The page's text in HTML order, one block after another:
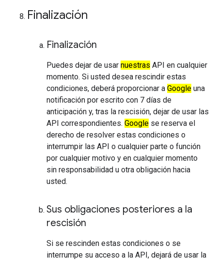
Finalización
Finalización
Puedes dejar de usar nuestras API en cualquier
momento. Si usted desea rescindir estas
condiciones, deberá proporcionar a Google una
notificación por escrito con 7 días de
anticipación y, tras la rescisión, dejar de usar las
API correspondientes. Google se reserva el
derecho de resolver estas condiciones o
interrumpir las API o cualquier parte o función
por cualquier motivo y en cualquier momento
sin responsabilidad u otra obligación hacia
usted.
Sus obligaciones posteriores a la
rescisión
Si se rescinden estas condiciones o se
interrumpe su acceso a la API, dejará de usar la